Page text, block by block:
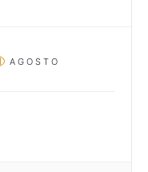
AGOSTO